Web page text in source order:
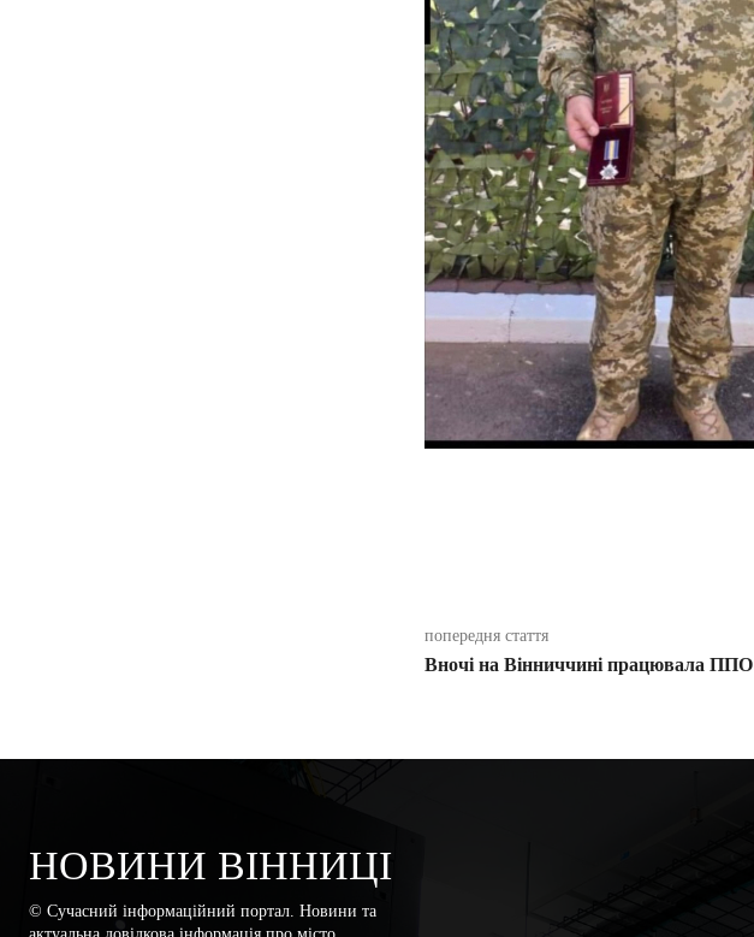
попередня стаття
Вночі на Вінниччині працювала ППО
НОВИНИ ВІННИЦІ
© Сучасний інформаційний портал. Новини та